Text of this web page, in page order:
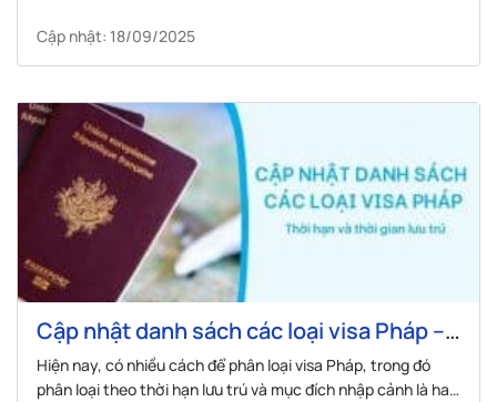
Cập nhật: 18/09/2025
Cập nhật danh sách các loại visa Pháp –
Thời hạn và thời gian lưu trú
Hiện nay, có nhiều cách để phân loại visa Pháp, trong đó
phân loại theo thời hạn lưu trú và mục đích nhập cảnh là hai